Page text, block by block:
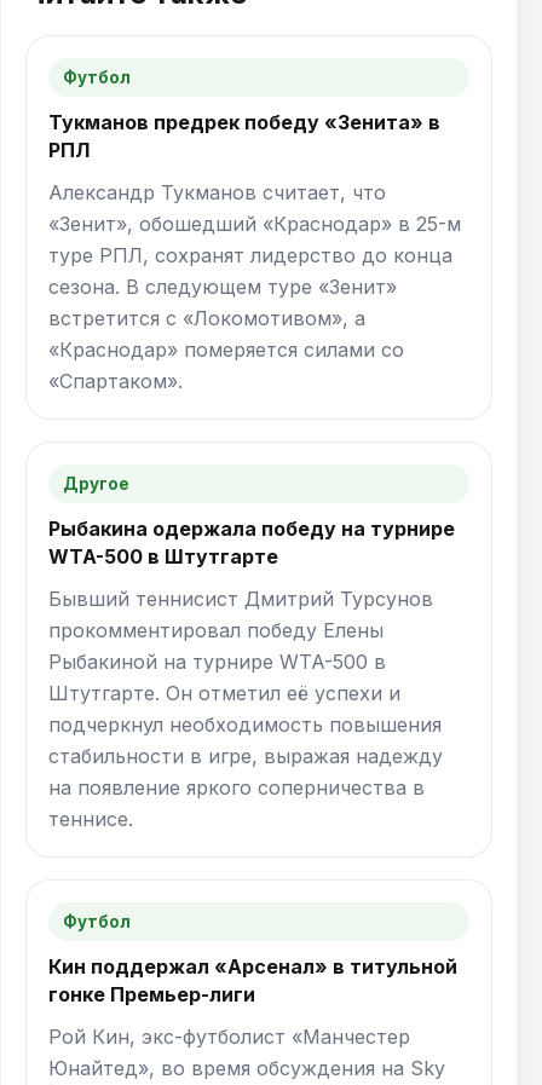
Футбол
Тукманов предрек победу «Зенита» в
РПЛ
Александр Тукманов считает, что
«Зенит», обошедший «Краснодар» в 25-м
туре РПЛ, сохранят лидерство до конца
сезона. В следующем туре «Зенит»
встретится с «Локомотивом», а
«Краснодар» померяется силами со
«Спартаком».
Другое
Рыбакина одержала победу на турнире
WTA-500 в Штутгарте
Бывший теннисист Дмитрий Турсунов
прокомментировал победу Елены
Рыбакиной на турнире WTA-500 в
Штутгарте. Он отметил её успехи и
подчеркнул необходимость повышения
стабильности в игре, выражая надежду
на появление яркого соперничества в
теннисе.
Футбол
Кин поддержал «Арсенал» в титульной
гонке Премьер-лиги
Рой Кин, экс-футболист «Манчестер
Юнайтед», во время обсуждения на Sky